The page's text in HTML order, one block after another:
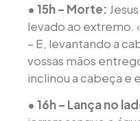
• 15h – Morte:
levado ao extremo.
– E, levantando a
vossas mãos
inclinou a cabeça e
• 16h – Lança no